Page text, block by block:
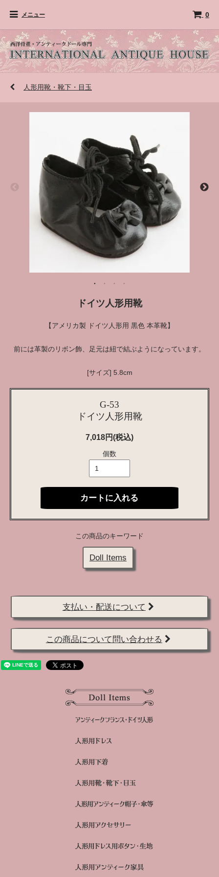
メニュー 0
人形用靴・靴下・目玉
ドイツ人形用靴
【アメリカ製 ドイツ人形用 黒色 本革靴】
前には革製のリボン飾、足元は紐で結ぶようになっています。
[サイズ] 5.8cm
G-53
ドイツ人形用靴
7,018円(税込)
個数
カートに入れる
この商品のキーワード
Doll Items
支払い・配送について
この商品について問い合わせる